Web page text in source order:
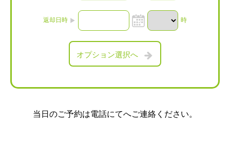
会員ログイン
返却日時 時
オプション選択へ
当日のご予約は電話にてへご連絡ください。